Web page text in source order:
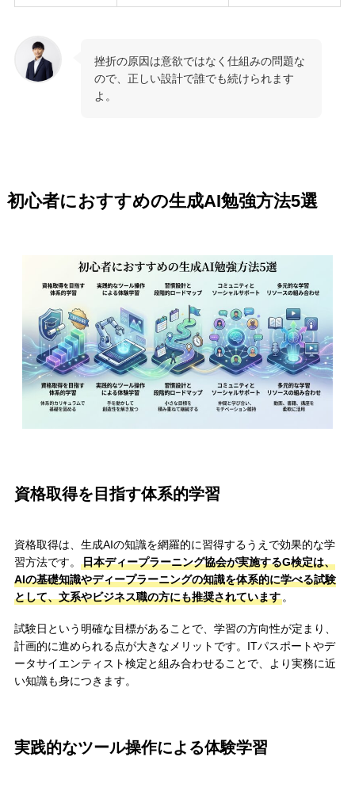
挫折の原因は意欲ではなく仕組みの問題な
ので、正しい設計で誰でも続けられます
よ。
初心者におすすめの生成AI勉強方法5選
資格取得を目指す体系的学習
資格取得は、生成AIの知識を網羅的に習得するうえで効果的な学
習方法です。
日本ディープラーニング協会が実施するG検定は、
AIの基礎知識やディープラーニングの知識を体系的に学べる試験
として、文系やビジネス職の方にも推奨されています。
試験日という明確な目標があることで、学習の方向性が定まり、
計画的に進められる点が大きなメリットです。ITパスポートやデ
ータサイエンティスト検定と組み合わせることで、より実務に近
い知識も身につきます。
実践的なツール操作による体験学習